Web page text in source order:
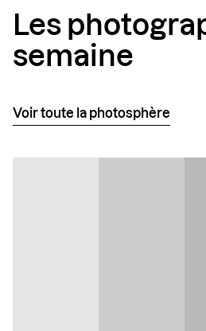
Les
semaine
Voir toute la photosphère